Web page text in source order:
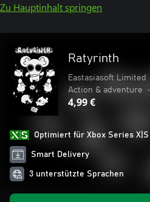
Zu Hauptinhalt springen
Ratyrinth
Eastasiasoft Limited
Action & adventure
•
4,99 €
Optimiert für Xbox Series X|S
Smart Delivery
3 unterstützte Sprachen